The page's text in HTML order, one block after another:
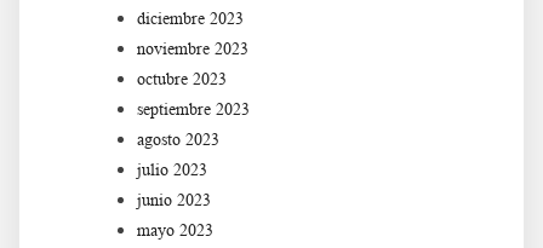
diciembre 2023
noviembre 2023
octubre 2023
septiembre 2023
agosto 2023
julio 2023
junio 2023
mayo 2023